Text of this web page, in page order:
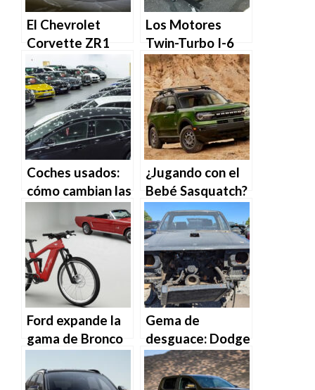
El Chevrolet
Corvette ZR1
2025 viene con
un motor V8
biturbo de 1.064
caballos de
fuerza.
Los Motores
Twin-Turbo I-6
Hurricane Crate
«Hurricrate»
están aquí: Esto
es todo lo que
necesitas saber.
Coches usados:
cómo cambian las
según la edad.
¿Jugando con el
Bebé Sasquatch?
El Ford Bronco
Sport podría
obtener un
paquete
mejorado para
off-road.
Sí, el Ford Bronco
Sport podría
obtener un
Ford expande la
gama de Bronco
bicicletas
Gema de
desguace: Dodge
Ram 50 de 1987
con cambio a V8.